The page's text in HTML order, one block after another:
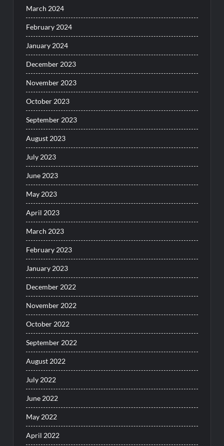
March 2024
February 2024
January 2024
December 2023
November 2023
October 2023
September 2023
August 2023
July 2023
June 2023
May 2023
April 2023
March 2023
February 2023
January 2023
December 2022
November 2022
October 2022
September 2022
August 2022
July 2022
June 2022
May 2022
April 2022